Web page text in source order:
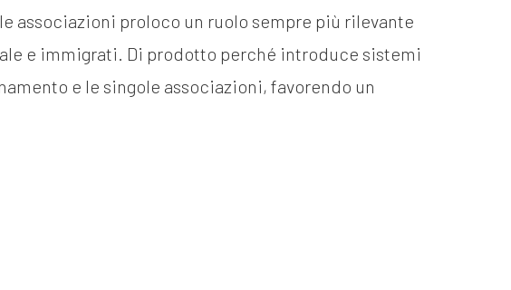
associazioni proloco un ruolo sempre più rilevante
e immigrati. Di prodotto perché introduce sistemi
e le singole associazioni, favorendo un